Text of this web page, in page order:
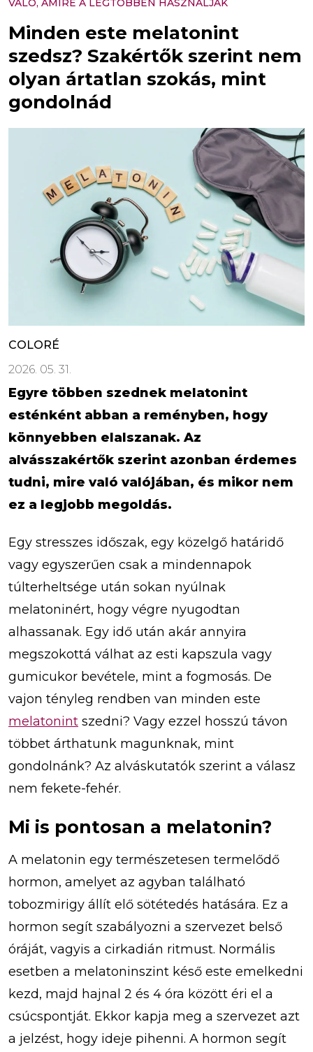
VALÓ, AMIRE A LEGTÖBBEN HASZNÁLJÁK
Minden este melatonint
szedsz? Szakértők szerint nem
olyan ártatlan szokás, mint
gondolnád
COLORÉ
2026. 05. 31.
Egyre többen szednek melatonint
esténként abban a reményben, hogy
könnyebben elalszanak. Az
alvásszakértők szerint azonban érdemes
tudni, mire való valójában, és mikor nem
ez a legjobb megoldás.
Egy stresszes időszak, egy közelgő határidő
vagy egyszerűen csak a mindennapok
túlterheltsége után sokan nyúlnak
melatoninért, hogy végre nyugodtan
alhassanak. Egy idő után akár annyira
megszokottá válhat az esti kapszula vagy
gumicukor bevétele, mint a fogmosás. De
vajon tényleg rendben van minden este
melatonint szedni? Vagy ezzel hosszú távon
többet árthatunk magunknak, mint
gondolnánk? Az alváskutatók szerint a válasz
nem fekete-fehér.
Mi is pontosan a melatonin?
A melatonin egy természetesen termelődő
hormon, amelyet az agyban található
tobozmirigy állít elő sötétedés hatására. Ez a
hormon segít szabályozni a szervezet belső
óráját, vagyis a cirkadián ritmust. Normális
esetben a melatoninszint késő este emelkedni
kezd, majd hajnal 2 és 4 óra között éri el a
csúcspontját. Ekkor kapja meg a szervezet azt
a jelzést, hogy ideje pihenni. A hormon segít